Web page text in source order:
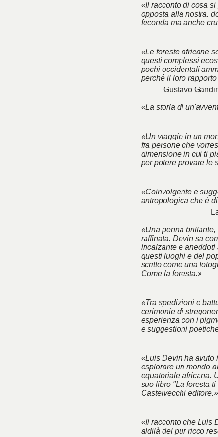
«Il racconto di cosa
opposta alla nostra,
feconda ma anche
«Le foreste africane
questi complessi
pochi occidentali
perché il loro
Gustavo
«La storia di
«Un viaggio in un
fra persone che
dimensione in cui ti
per potere provare le
«Coinvolgente e
antropologica che è
«Una penna brillante,
raffinata. Devin sa
incalzante e aneddoti
questi luoghi e del
scritto come una
Come la foresta.»
«Tra spedizioni e
cerimonie di
esperienza con i
e suggestioni
«Luis Devin ha avuto
esplorare un mondo
equatoriale africana.
suo libro "La foresta
Castelvecchi editore.»
«Il racconto che Luis
aldilà del pur ricco